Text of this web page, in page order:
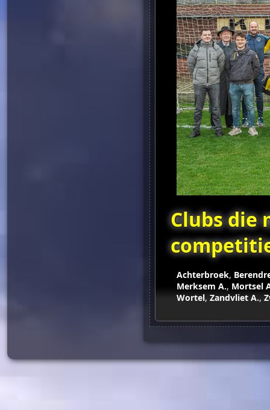
Clubs die
Achterbroek,
Merksem A., Mortsel
Wortel, Zandvliet A.,